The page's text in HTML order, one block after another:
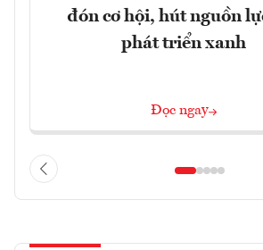
đón cơ hội, hút nguồn
phát triển xanh
Đọc ngay